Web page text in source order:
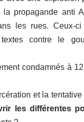
la propagande anti
les rues. Ceux-
contre le
condamnés à
et la tentative
les différentes